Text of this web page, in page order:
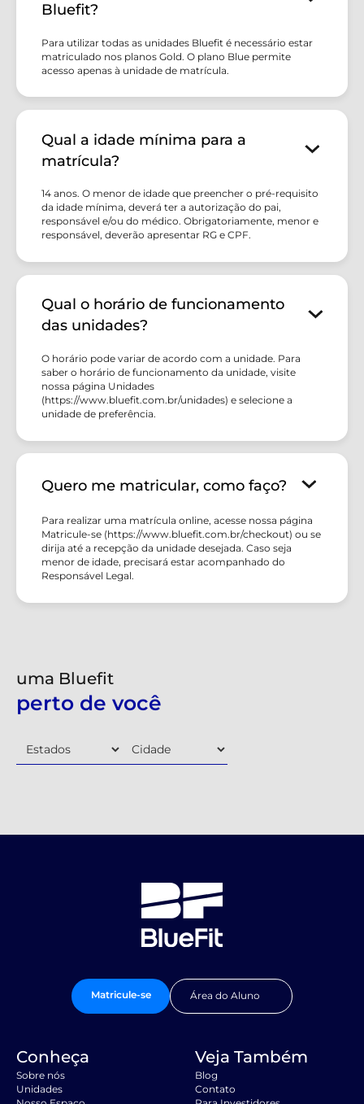
Bluefit?
Para utilizar todas as unidades Bluefit é necessário estar
matriculado nos planos Gold. O plano Blue permite
acesso apenas à unidade de matrícula.
Qual a idade mínima para a
matrícula?
14 anos. O menor de idade que preencher o pré-requisito
da idade mínima, deverá ter a autorização do pai,
responsável e/ou do médico. Obrigatoriamente, menor e
responsável, deverão apresentar RG e CPF.
Qual o horário de funcionamento
das unidades?
O horário pode variar de acordo com a unidade. Para
saber o horário de funcionamento da unidade, visite
nossa página Unidades
(https://www.bluefit.com.br/unidades) e selecione a
unidade de preferência.
Quero me matricular, como faço?
Para realizar uma matrícula online, acesse nossa página
Matricule-se (https://www.bluefit.com.br/checkout) ou se
dirija até a recepção da unidade desejada. Caso seja
menor de idade, precisará estar acompanhado do
Responsável Legal.
uma Bluefit
perto de você
Matricule-se Área do Aluno
Conheça
Sobre nós
Unidades
Veja Também
Blog
Contato